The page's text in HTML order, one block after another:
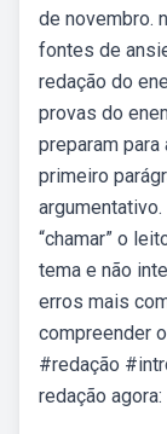
de novembro.
fontes de
redação do
provas do
preparam para
primeiro
“chamar” o
tema e não
erros mais
compreender
#redação
redação agora: